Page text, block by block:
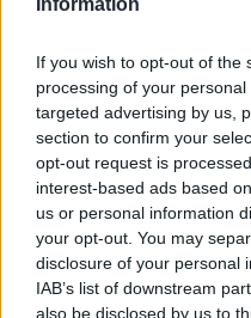
If you wish to opt-out of the
processing of your
targeted advertising by us,
section to confirm your
opt-out request is
interest-based ads based
us or personal information
your opt-out. You may
disclosure of your personal
IAB’s list of downstream
also be disclosed by us to
de la URJC
Madrid por su gestión del
PorCelia Molina
Más artículos de este autor
lunes, 22 de febrero de 2021
link